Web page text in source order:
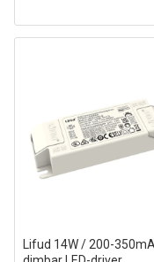
Lifud 14W / 200-350mA